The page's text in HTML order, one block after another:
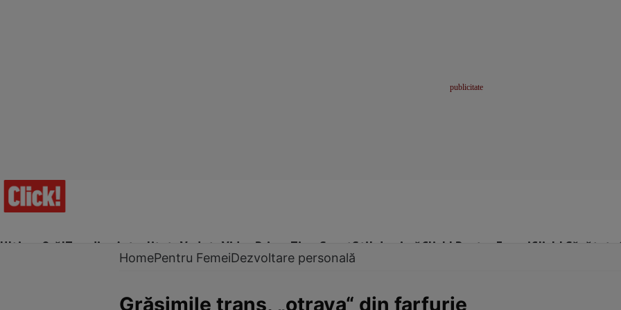
Ultima Oră!Trending Actualitate Vedete Video Prime Time SportStil de viațăClick! Pentru FemeiClick! Sănătate
HomePentru FemeiDezvoltare personală
Grăsimile trans, „otrava“ din farfurie